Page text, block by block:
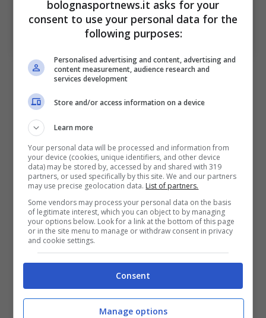
Chivu è in emergenza totale sulla fascia destra (Ansa
Foto) – bolognasportnews.it
Gli ultimi giorni, però, potrebberoportare al
forfait
dell’anno. L’esterno, infatti, ha subito un
infortunio alla caviglia
terapie proprio per recuperare per il match
contro il Milan. Ma le cose non stanno
andando per il verso giusto.
L’esterno, infatti, è inforte dubbio per la sfida
contro i rossoneri. Molto difficilmente sarà in
e Chivu potrebbe soloportarlo in panchina in
caso di stretta necessità.
bolognasportnews.it asks for your
consent to use your personal data for the
following purposes:
Personalised advertising and content, advertising and
content measurement, audience research and
services development
Store and/or access information on a device
Learn more
Your personal data will be processed and information from
your device (cookies, unique identifiers, and other device
data) may be stored by, accessed by and shared with 319
partners, or used specifically by this site. We and our partners
may use precise geolocation data. List of partners.
Some vendors may process your personal data on the basis
of legitimate interest, which you can object to by managing
your options below. Look for a link at the bottom of this page
or in the site menu to manage or withdraw consent in privacy
and cookie settings.
Consent
Manage options